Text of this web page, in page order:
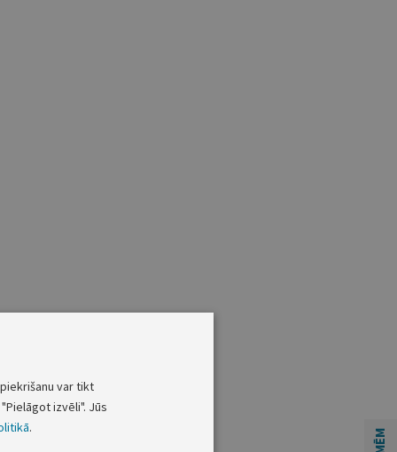
var tikt
izvēli". Jūs
.